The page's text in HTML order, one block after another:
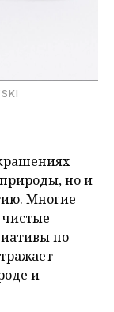
но и
Многие
по
и